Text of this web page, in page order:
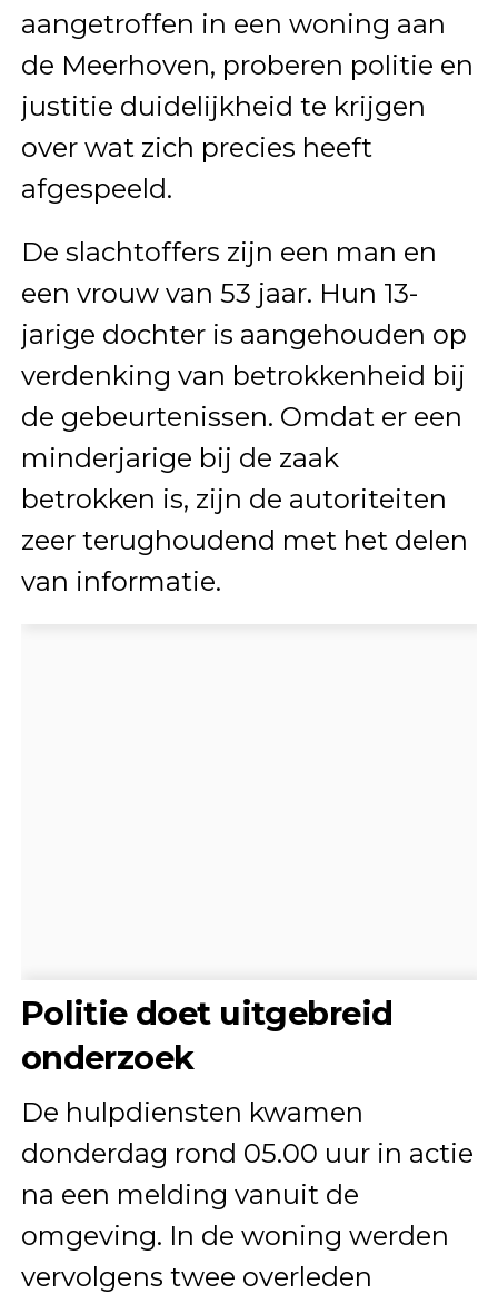
aangetroffen in een woning aan
de Meerhoven, proberen politie en
justitie duidelijkheid te krijgen
over wat zich precies heeft
afgespeeld.
De slachtoffers zijn een man en
een vrouw van 53 jaar. Hun 13-
jarige dochter is aangehouden op
verdenking van betrokkenheid bij
de gebeurtenissen. Omdat er een
minderjarige bij de zaak
betrokken is, zijn de autoriteiten
zeer terughoudend met het delen
van informatie.
Politie doet uitgebreid
onderzoek
De hulpdiensten kwamen
donderdag rond 05.00 uur in actie
na een melding vanuit de
omgeving. In de woning werden
vervolgens twee overleden